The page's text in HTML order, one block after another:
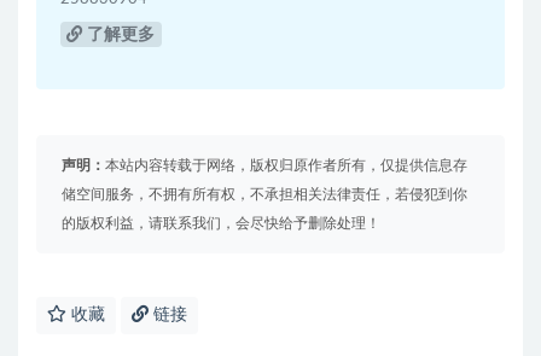
了解更多
声明： 本站内容转载于网络，版权归原作者所有，仅提供信息存
储空间服务，不拥有所有权，不承担相关法律责任，若侵犯到你
的版权利益，请联系我们，会尽快给予删除处理！
收藏 链接